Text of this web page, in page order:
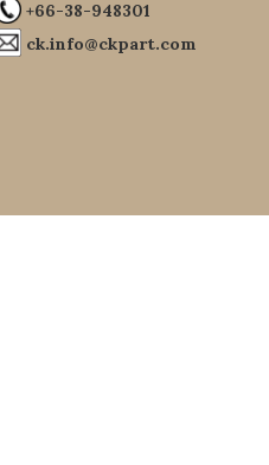
+66-38-948301
ck.info@ckpart.com